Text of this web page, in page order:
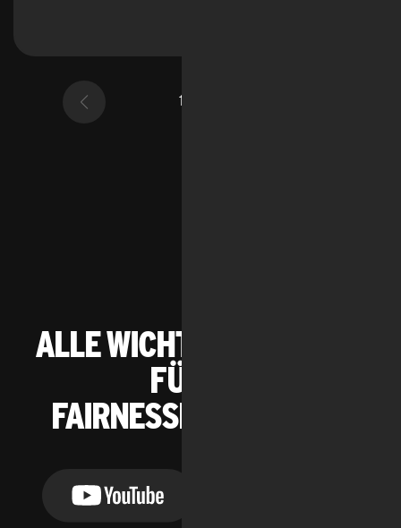
1 von 7
Alle wichtigen Kanäle
für die
Fairnessheld*innen: